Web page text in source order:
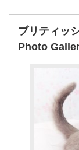
ブリティッ
Photo